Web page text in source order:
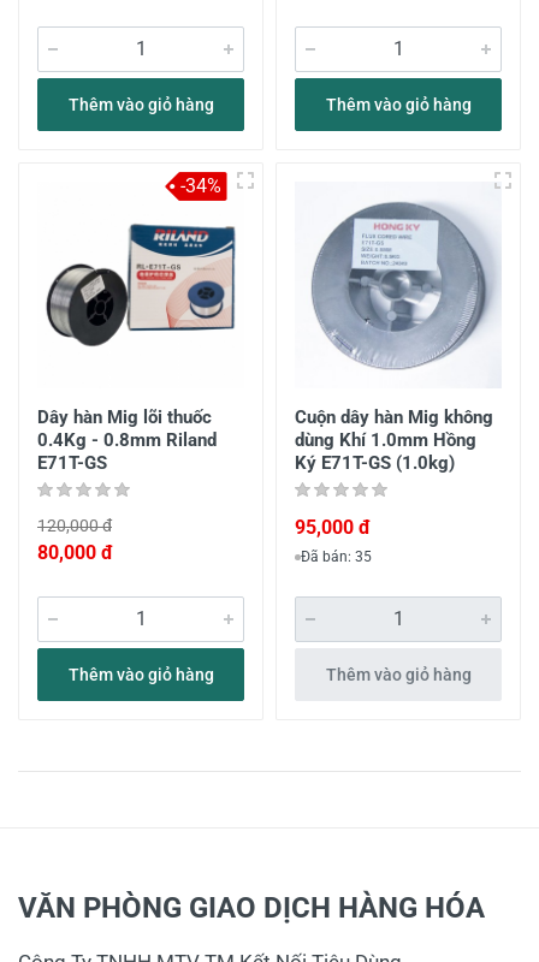
Thêm vào giỏ hàng Thêm vào giỏ hàng
Dây hàn Mig lõi thuốc
0.4Kg - 0.8mm Riland
E71T-GS
120,000 đ
80,000 đ
Thêm vào giỏ hàng
-34%
Cuộn dây hàn Mig không
dùng Khí 1.0mm Hồng
Ký E71T-GS (1.0kg)
95,000 đ
Đã bán: 35
Thêm vào giỏ hàng
VĂN PHÒNG GIAO DỊCH HÀNG HÓA